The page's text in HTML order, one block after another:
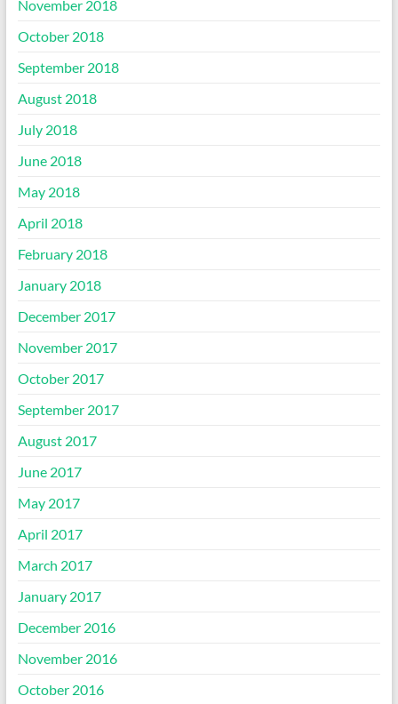
November 2018
October 2018
September 2018
August 2018
July 2018
June 2018
May 2018
April 2018
February 2018
January 2018
December 2017
November 2017
October 2017
September 2017
August 2017
June 2017
May 2017
April 2017
March 2017
January 2017
December 2016
November 2016
October 2016